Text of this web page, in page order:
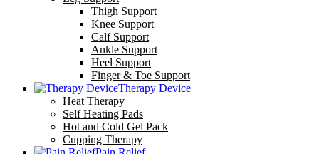
Thigh Support
Knee Support
Calf Support
Ankle Support
Heel Support
Finger & Toe Support
Therapy Device
Heat Therapy
Self Heating Pads
Hot and Cold Gel Pack
Cupping Therapy